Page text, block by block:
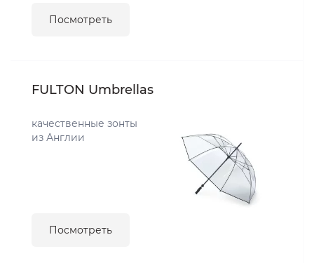
Посмотреть
FULTON Umbrellas
качественные зонты
из Англии
Посмотреть